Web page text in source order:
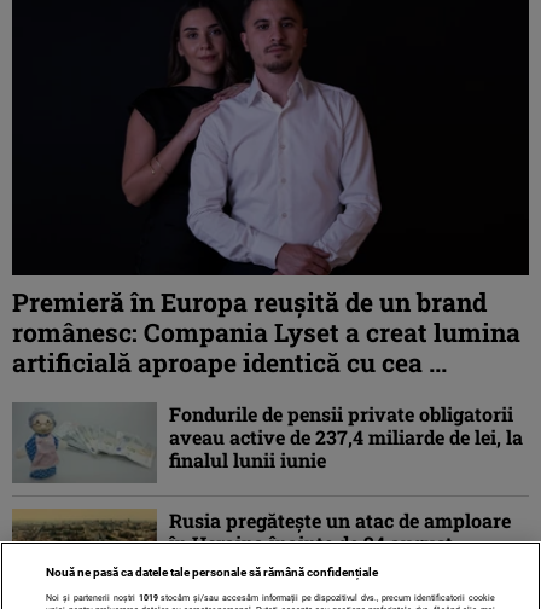
Premieră în Europa reușită de un brand
românesc: Compania Lyset a creat lumina
artificială aproape identică cu cea ...
Fondurile de pensii private obligatorii
aveau active de 237,4 miliarde de lei, la
finalul lunii iunie
Rusia pregătește un atac de amploare
în Ucraina înainte de 24 august.
Moscova ar putea scoate rachete
balistice din rezerva ...
Nouă ne pasă ca datele tale personale să rămână confidențiale
Noi și partenerii noștri 1019stocăm și/sau accesăm informații pe dispozitivul dvs., precum identificatorii cookie